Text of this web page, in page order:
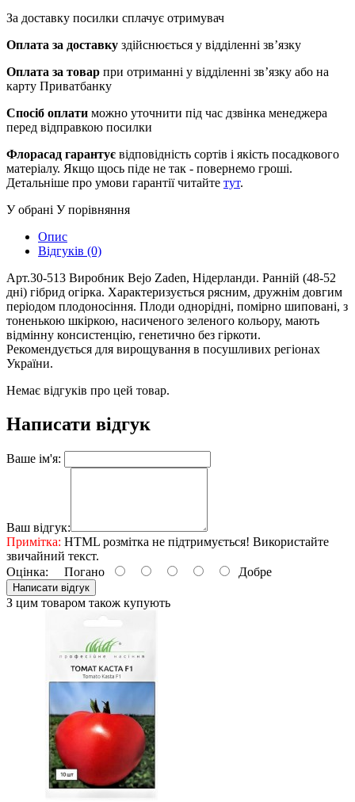
За доставку посилки сплачує отримувач
Оплата за доставку здійснюється у відділенні зв’язку
Оплата за товар при отриманні у відділенні зв’язку або на
карту Приватбанку
Спосіб оплати можно уточнити під час дзвінка менеджера
перед відправкою посилки
Флорасад гарантує відповідність сортів і якість посадкового
матеріалу. Якщо щось піде не так - повернемо гроші.
Детальніше про умови гарантії читайте тут.
У обрані У порівняння
Опис
Відгуків (0)
Арт.30-513 Виробник Bejo Zaden, Нідерланди. Ранній (48-52
дні) гібрид огірка. Характеризується рясним, дружнім довгим
періодом плодоносіння. Плоди однорідні, помірно шиповані, з
тоненькою шкіркою, насиченого зеленого кольору, мають
відмінну консистенцію, генетично без гіркоти.
Рекомендується для вирощування в посушливих регіонах
України.
Немає відгуків про цей товар.
Написати відгук
Ваше ім'я:
Ваш відгук:
Примітка: HTML розмітка не підтримується! Використайте
звичайний текст.
Оцінка: Погано Добре
Написати відгук
З цим товаром також купують